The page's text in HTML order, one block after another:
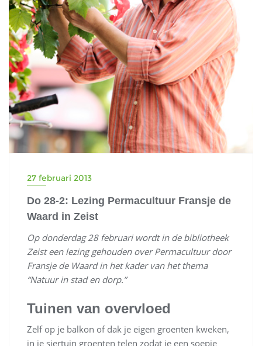
27 februari 2013
Do 28-2: Lezing Permacultuur Fransje de
Waard in Zeist
Op donderdag 28 februari wordt in de bibliotheek
Zeist een lezing gehouden over Permacultuur door
Fransje de Waard in het kader van het thema
“Natuur in stad en dorp.”
Tuinen van overvloed
Zelf op je balkon of dak je eigen groenten kweken,
in je siertuin groenten telen zodat je een soepje